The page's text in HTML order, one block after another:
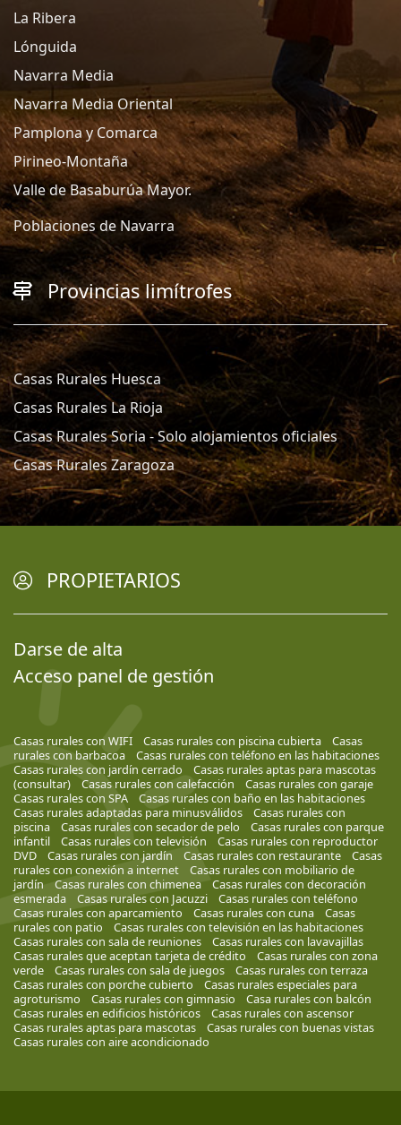
La Ribera
Lónguida
Navarra Media
Navarra Media Oriental
Pamplona y Comarca
Pirineo-Montaña
Valle de Basaburúa Mayor.
Poblaciones de Navarra
Provincias limítrofes
Casas Rurales Huesca
Casas Rurales La Rioja
Casas Rurales Soria - Solo alojamientos oficiales
Casas Rurales Zaragoza
PROPIETARIOS
Darse de alta
Acceso panel de gestión
Casas rurales con WIFI Casas rurales con piscina cubierta
Casas
rurales con barbacoa
Casas rurales con teléfono en las habitaciones
Casas rurales con jardín cerrado
Casas rurales aptas para mascotas
(consultar)
Casas rurales con calefacción
Casas rurales con garaje
Casas rurales con SPA
Casas rurales con baño en las habitaciones
Casas rurales adaptadas para minusválidos
Casas rurales con
piscina
Casas rurales con secador de pelo
Casas rurales con parque
infantil
Casas rurales con televisión
Casas rurales con reproductor
DVD
Casas rurales con jardín Casas rurales con restaurante
Casas
rurales con conexión a internet
Casas rurales con mobiliario de
jardín
Casas rurales con chimenea
Casas rurales con decoración
esmerada
Casas rurales con Jacuzzi
Casas rurales con teléfono
Casas rurales con aparcamiento
Casas rurales con cuna
Casas
rurales con patio
Casas rurales con televisión en las habitaciones
Casas rurales con sala de reuniones
Casas rurales con lavavajillas
Casas rurales que aceptan tarjeta de crédito
Casas rurales con zona
verde
Casas rurales con sala de juegos
Casas rurales con terraza
Casas rurales con porche cubierto
Casas rurales especiales para
agroturismo
Casas rurales con gimnasio
Casa rurales con balcón
Casas rurales en edificios históricos
Casas rurales con ascensor
Casas rurales aptas para mascotas
Casas rurales con buenas vistas
Casas rurales con aire acondicionado